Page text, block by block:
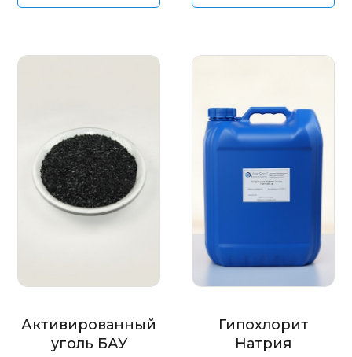
Активированный
уголь БАУ
Гипохлорит
Натрия